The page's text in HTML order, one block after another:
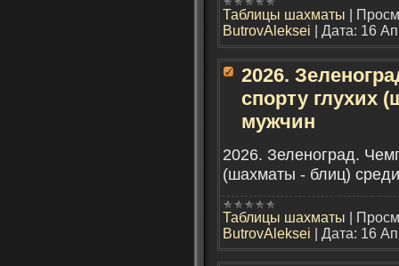
Таблицы шахматы
ButrovAleksei
Дата: 16
2026.
спорту глухих
мужчин
2026. Зеленоград.
(шахматы - блиц)
Таблицы шахматы
ButrovAleksei
Дата: 16